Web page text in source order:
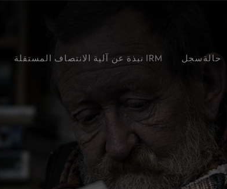
نبذة عن آلية الانتصاف المستقلة IRM حالةسجل